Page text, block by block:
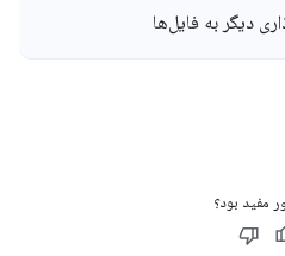
دیگر به فایل‌ها
مفید بود؟